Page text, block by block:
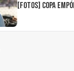
[FOTOS] Copa